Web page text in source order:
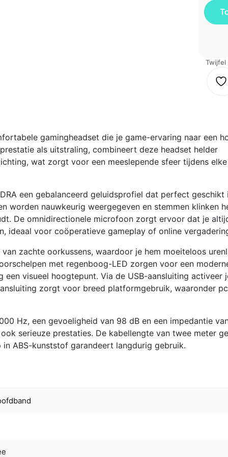
Twijfel
gamingheadset die je game-ervaring naar een
als uitstraling, combineert deze headset helder
wat zorgt voor een meeslepende sfeer tijdens elke
een gebalanceerd geluidsprofiel dat perfect geschikt
worden nauwkeurig weergegeven en stemmen klinken
De omnidirectionele microfoon zorgt ervoor dat je
ideaal voor coöperatieve gameplay of online
zachte oorkussens, waardoor je hem moeiteloos
met regenboog-LED zorgen voor een
visueel hoogtepunt. Via de USB-aansluiting activeer
zorgt voor breed platformgebruik, waaronder
Hz, een gevoeligheid van 98 dB en een impedantie
serieuze prestaties. De kabellengte van twee meter
ABS-kunststof garandeert langdurig gebruik.